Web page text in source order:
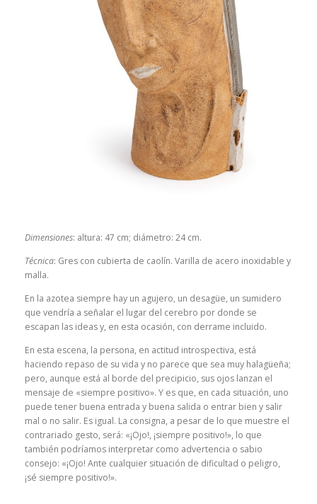
Dimensiones: altura: 47 cm; diámetro: 24 cm.
Técnica: Gres con cubierta de caolín. Varilla de acero inoxidable y
malla.
En la azotea siempre hay un agujero, un desagüe, un sumidero
que vendría a señalar el lugar del cerebro por donde se
escapan las ideas y, en esta ocasión, con derrame incluido.
En esta escena, la persona, en actitud introspectiva, está
haciendo repaso de su vida y no parece que sea muy halagüeña;
pero, aunque está al borde del precipicio, sus ojos lanzan el
mensaje de «siempre positivo». Y es que, en cada situación, uno
puede tener buena entrada y buena salida o entrar bien y salir
mal o no salir. Es igual. La consigna, a pesar de lo que muestre el
contrariado gesto, será: «¡Ojo!, ¡siempre positivo!», lo que
también podríamos interpretar como advertencia o sabio
consejo: «¡Ojo! Ante cualquier situación de dificultad o peligro,
¡sé siempre positivo!».